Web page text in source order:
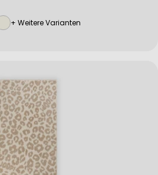
+ Weitere Varianten